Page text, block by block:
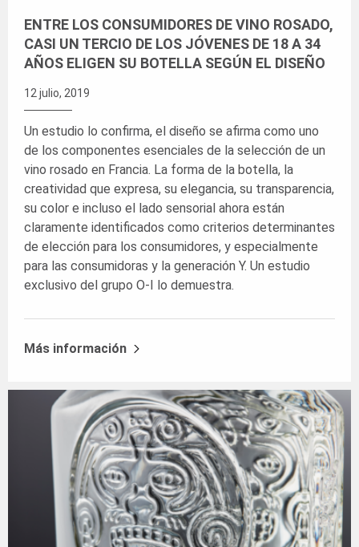
ENTRE LOS CONSUMIDORES DE VINO ROSADO,
CASI UN TERCIO DE LOS JÓVENES DE 18 A 34
AÑOS ELIGEN SU BOTELLA SEGÚN EL DISEÑO
12 julio, 2019
Un estudio lo confirma, el diseño se afirma como uno
de los componentes esenciales de la selección de un
vino rosado en Francia. La forma de la botella, la
creatividad que expresa, su elegancia, su transparencia,
su color e incluso el lado sensorial ahora están
claramente identificados como criterios determinantes
de elección para los consumidores, y especialmente
para las consumidoras y la generación Y. Un estudio
exclusivo del grupo O-I lo demuestra.
Más información